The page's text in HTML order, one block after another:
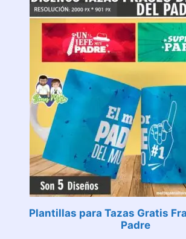
Plantillas para Tazas Gratis
Padre